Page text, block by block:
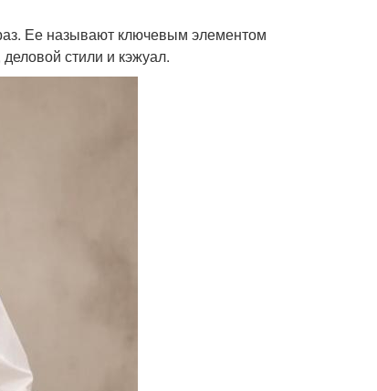
Ее называют ключевым элементом
стили и кэжуал.